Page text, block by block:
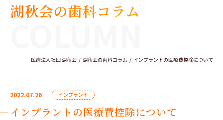
湖秋会の歯科コラム
医療法人社団 湖秋会 湖秋会の歯科コラム インプラントの医療費控除について
2022.07.26 インプラント
インプラントの医療費控除について